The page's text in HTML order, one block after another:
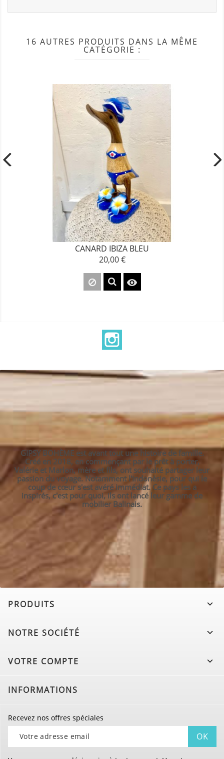
16 AUTRES PRODUITS DANS LA MÊME
CATÉGORIE :
CANARD IBIZA BLEU
Prix
20,00 €

GIPSY BOHÈME est avant tout une histoire de famille.
Créé en 2018, en commençant par le prêt à porter,
Valérie et Marlon, mère et fils, ont souhaité partager leur
passion du voyage. Notamment l'Indonésie, pour qui le
coup de cœur s'est avéré immédiat. Ce pays les a
inspirés, c'est pour quoi, ils ont lancé leur gamme de
mobilier Balinais.
PRODUITS 
NOTRE SOCIÉTÉ 
VOTRE COMPTE 
INFORMATIONS
Recevez nos offres spéciales